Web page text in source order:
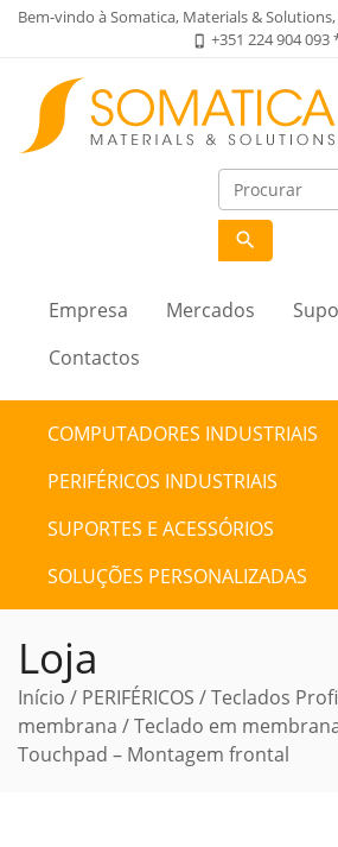
Bem-vindo à Somatica, Materials &
phone_iphone +351 224 904 093
search
Empresa Mercados
Contactos
COMPUTADORES INDUSTRIAIS
PERIFÉRICOS INDUSTRIAIS
SUPORTES E ACESSÓRIOS
SOLUÇÕES PERSONALIZADAS
Loja
Início / PERIFÉRICOS /Teclados
membrana / Teclado em
Touchpad – Montagem frontal